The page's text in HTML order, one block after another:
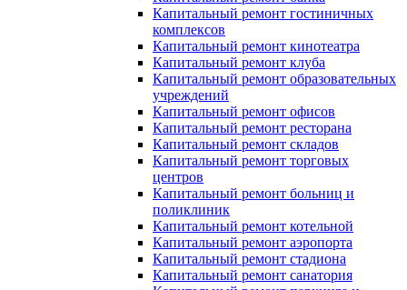
Капитальный ремонт гостиничных
комплексов
Капитальный ремонт кинотеатра
Капитальный ремонт клуба
Капитальный ремонт образовательных
учреждений
Капитальный ремонт офисов
Капитальный ремонт ресторана
Капитальный ремонт складов
Капитальный ремонт торговых
центров
Капитальный ремонт больниц и
поликлиник
Капитальный ремонт котельной
Капитальный ремонт аэропорта
Капитальный ремонт стадиона
Капитальный ремонт санатория